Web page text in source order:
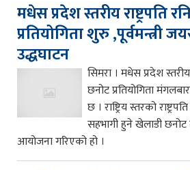
मधेस प्रदेश स्तरीय राष्ट्रपति
प्रतियोगिता शुरु ,पूर्वमन्त्री
उद्धघाटन
सिमरा । मधेस प्रदेश स्तरीय
छनोट प्रतियोगिता
छ । राष्ट्रिय स्तरको
सहभागी हुने खेलाडी छनोट
आयोजना गरिएको हो ।